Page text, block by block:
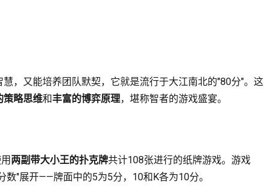
，又能培养团队默契，它就是流行于大江南北的"80分"。这
策略思维和丰富的博弈原理，堪称智者的游戏盛宴。
两副带大小王的扑克牌共计108张进行的纸牌游戏。游戏
"展开——牌面中的5为5分，10和K各为10分。